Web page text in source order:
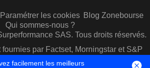
Paramétrer les cookies Blog Zonebourse
Qui sommes-nous ?
SAS. Tous droits réservés.
fournies par Factset, Morningstar et S&P
Capital IQ
facilement les meilleurs